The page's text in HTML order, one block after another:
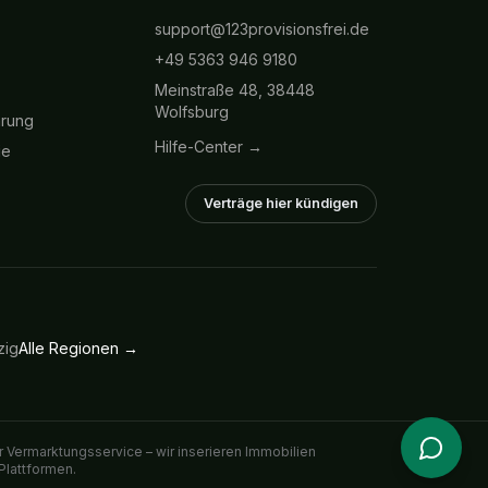
support@123provisionsfrei.de
+49 5363 946 9180
Meinstraße 48, 38448
Wolfsburg
Hilfe-Center →
Verträge hier kündigen
Alle Regionen →
– wir inserieren Immobilien